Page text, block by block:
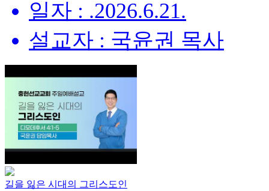
일자 : .2026.6.21.
설교자 : 국윤권 목사
길을 잃은 시대의 그리스도인